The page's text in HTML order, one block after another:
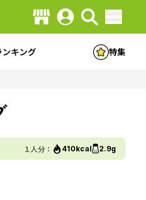
ンキング 特集
１人分： 410kcal 2.9g